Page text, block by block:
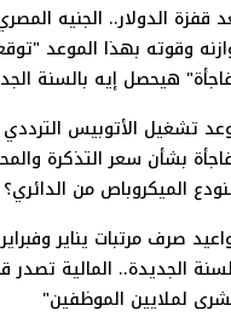
قفزة الدولار.. الجنيه
وقوته بهذا الموعد
هيحصل إيه بالسنة
تشغيل الأتوبيس
بشأن سعر التذكرة
الميكروباص من الدائري؟
صرف مرتبات يناير
الجديدة.. المالية تصدر
لملايين الموظفين"